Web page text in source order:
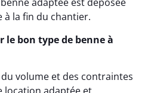
adaptée est déposée
la fin du chantier.
le bon type de benne à
volume et des contraintes